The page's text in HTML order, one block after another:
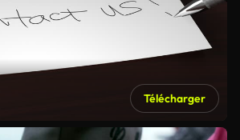
Télécharger